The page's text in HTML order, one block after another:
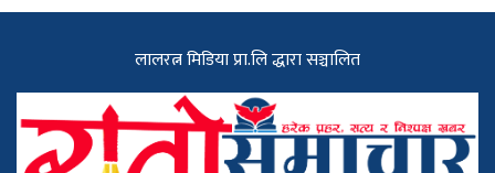
लालरत्न मिडिया प्रा.लि द्धारा सञ्चालित